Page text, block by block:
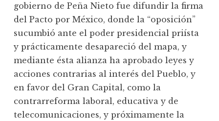
gobierno de Peña Nieto fue difundir la firma
del Pacto por México, donde la “oposición”
sucumbió ante el poder presidencial priísta
y prácticamente desapareció del mapa, y
mediante ésta alianza ha aprobado leyes y
acciones contrarias al interés del Pueblo, y
en favor del Gran Capital, como la
contrarreforma laboral, educativa y de
telecomunicaciones, y próximamente la